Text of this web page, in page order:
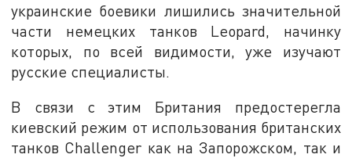
украинские боевики лишились значительной
части немецких танков Leopard, начинку
которых, по всей видимости, уже изучают
русские специалисты.
В связи с этим Британия предостерегла
киевский режим от использования британских
танков Challenger как на Запорожском, так и